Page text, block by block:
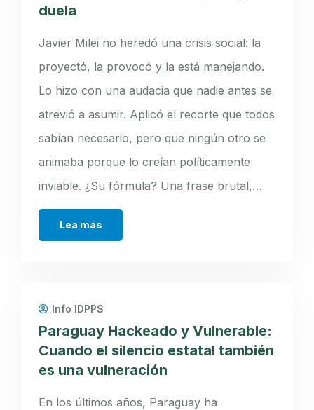
duela
Javier Milei no heredó una crisis social: la
proyectó, la provocó y la está manejando.
Lo hizo con una audacia que nadie antes se
atrevió a asumir. Aplicó el recorte que todos
sabían necesario, pero que ningún otro se
animaba porque lo creían políticamente
inviable. ¿Su fórmula? Una frase brutal,…
Lea más
Info IDPPS
Paraguay Hackeado y Vulnerable:
Cuando el silencio estatal también
es una vulneración
En los últimos años, Paraguay ha